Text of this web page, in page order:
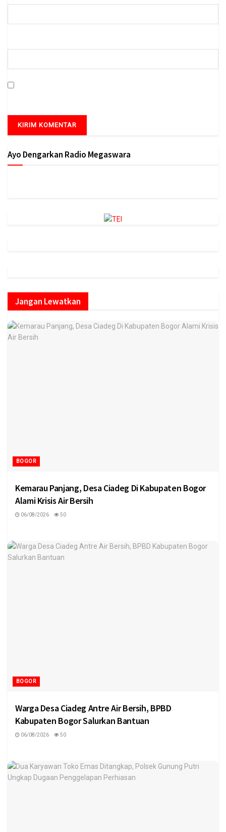
Ayo Dengarkan Radio Megaswara
Jangan Lewatkan
BOGOR
Kemarau Panjang, Desa Ciadeg Di Kabupaten Bogor
Alami Krisis Air Bersih
06/08/2026 50
BOGOR
Warga Desa Ciadeg Antre Air Bersih, BPBD
Kabupaten Bogor Salurkan Bantuan
06/08/2026 50